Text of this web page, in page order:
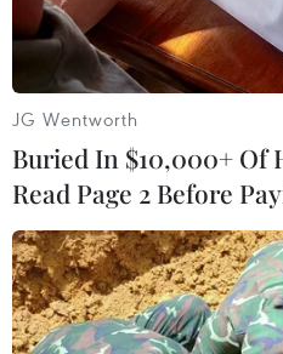
Theo dõi VietnamPlus
TIN LIÊN QUAN
JG Wentworth
Buried In $10,000+ Of
Read Page 2 Before